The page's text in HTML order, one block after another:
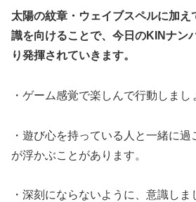
太陽の紋章・ウェイブスペルに加
識を向けることで、今日のKINナン
り発揮されていきます。
・ゲーム感覚で楽しんで行動しまし
・遊び心を持っている人と一緒に
が浮かぶことがあります。
・深刻にならないように、意識しま